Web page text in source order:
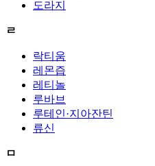
도라지
ㄹ
락티움
레몬즙
레티놀
루바브
루테인·지아잔틴
류신
ㅁ